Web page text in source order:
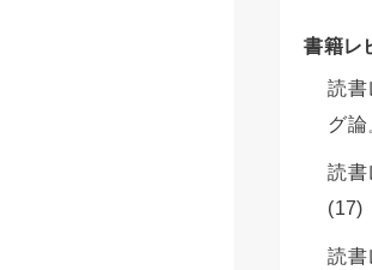
書籍レ
読書
グ論
読書
(17)
読書